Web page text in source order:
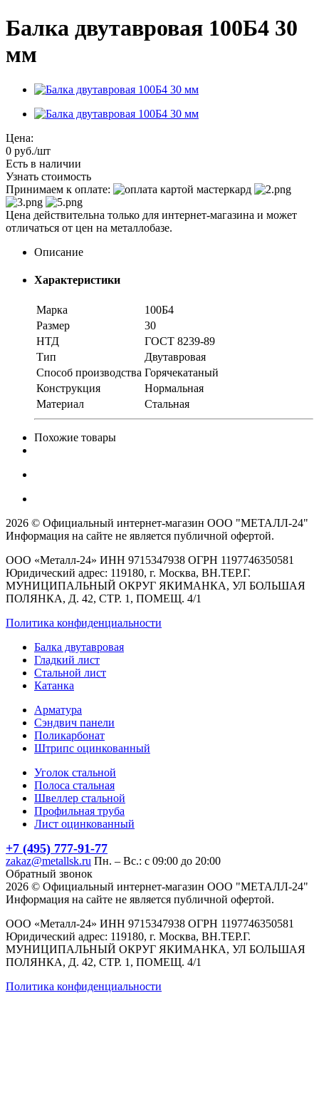
Балка двутавровая 100Б4 30
мм
Цена:
0 руб./шт
Есть в наличии
Узнать стоимость
Принимаем к оплате:
Цена действительна только для интернет-магазина и может
отличаться от цен на металлобазе.
Описание
Характеристики
Марка
100Б4
Размер
30
НТД
ГОСТ 8239-89
Тип
Двутавровая
Способ производства Горячекатаный
Конструкция
Нормальная
Материал
Стальная
Похожие товары
2026 © Официальный интернет-магазин ООО "МЕТАЛЛ-24"
Информация на сайте не является публичной офертой.
ООО «Металл-24» ИНН 9715347938 ОГРН 1197746350581
Юридический адрес: 119180, г. Москва, ВН.ТЕР.Г.
МУНИЦИПАЛЬНЫЙ ОКРУГ ЯКИМАНКА, УЛ БОЛЬШАЯ
ПОЛЯНКА, Д. 42, СТР. 1, ПОМЕЩ. 4/1
Политика конфиденциальности
Балка двутавровая
Гладкий лист
Стальной лист
Катанка
Арматура
Сэндвич панели
Поликарбонат
Штрипс оцинкованный
Уголок стальной
Полоса стальная
Швеллер стальной
Профильная труба
Лист оцинкованный
+7 (495) 777-91-77
zakaz@metallsk.ru Пн. – Вс.: с 09:00 до 20:00
Обратный звонок
2026 © Официальный интернет-магазин ООО "МЕТАЛЛ-24"
Информация на сайте не является публичной офертой.
ООО «Металл-24» ИНН 9715347938 ОГРН 1197746350581
Юридический адрес: 119180, г. Москва, ВН.ТЕР.Г.
МУНИЦИПАЛЬНЫЙ ОКРУГ ЯКИМАНКА, УЛ БОЛЬШАЯ
ПОЛЯНКА, Д. 42, СТР. 1, ПОМЕЩ. 4/1
Политика конфиденциальности